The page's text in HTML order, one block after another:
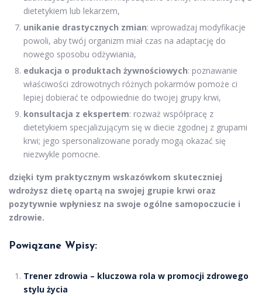
dietetykiem lub lekarzem,
unikanie drastycznych zmian: wprowadzaj modyfikacje
powoli, aby twój organizm miał czas na adaptację do
nowego sposobu odżywiania,
edukacja o produktach żywnościowych: poznawanie
właściwości zdrowotnych różnych pokarmów pomoże ci
lepiej dobierać te odpowiednie do twojej grupy krwi,
konsultacja z ekspertem: rozważ współpracę z
dietetykiem specjalizującym się w diecie zgodnej z grupami
krwi; jego spersonalizowane porady mogą okazać się
niezwykle pomocne.
dzięki tym praktycznym wskazówkom skuteczniej
wdrożysz dietę opartą na swojej grupie krwi oraz
pozytywnie wpłyniesz na swoje ogólne samopoczucie i
zdrowie.
Powiązane Wpisy:
Trener zdrowia – kluczowa rola w promocji zdrowego
stylu życia